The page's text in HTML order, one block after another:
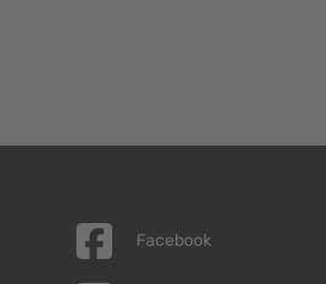
Facebook